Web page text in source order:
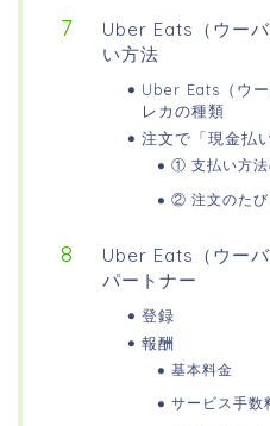
Uber Eats（ウー
い方法
Uber Eats（ウ
レカの種類
注文で「現金払
① 支払い方法
② 注文のたび
Uber Eats（ウー
パートナー
登録
報酬
基本料金
サービス手数